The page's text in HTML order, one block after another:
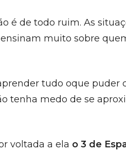
é de todo ruim. As
muito sobre
tudo oque puder
tenha medo de se
voltada a ela o 3 de